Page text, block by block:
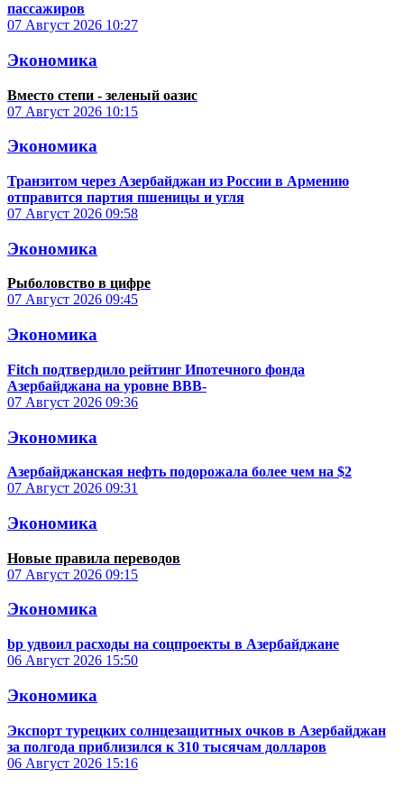
пассажиров
07 Август 2026 10:27
Экономика
Вместо степи - зеленый оазис
07 Август 2026 10:15
Экономика
Транзитом через Азербайджан из России в Армению
отправится партия пшеницы и угля
07 Август 2026 09:58
Экономика
Рыболовство в цифре
07 Август 2026 09:45
Экономика
Fitch подтвердило рейтинг Ипотечного фонда
Азербайджана на уровне BBB-
07 Август 2026 09:36
Экономика
Азербайджанская нефть подорожала более чем на $2
07 Август 2026 09:31
Экономика
Новые правила переводов
07 Август 2026 09:15
Экономика
bp удвоил расходы на соцпроекты в Азербайджане
06 Август 2026 15:50
Экономика
Экспорт турецких солнцезащитных очков в Азербайджан
за полгода приблизился к 310 тысячам долларов
06 Август 2026 15:16